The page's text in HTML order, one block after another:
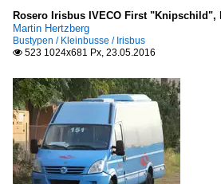
Rosero Irisbus IVECO First "Knipschild",
Martin Hertzberg
Bustypen / Kleinbusse / Irisbus
 523 1024x681 Px, 23.05.2016